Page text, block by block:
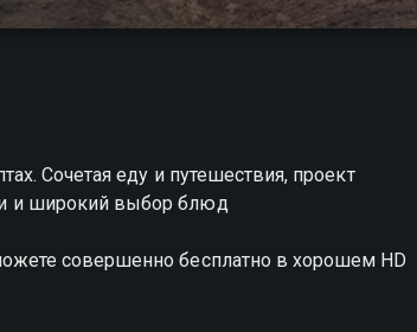
Сочетая еду и путешествия, проект
и широкий выбор блюд
совершенно бесплатно в хорошем HD